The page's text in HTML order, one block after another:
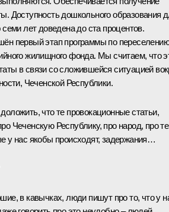
Доступность дошкольного образования
семи лет доведена до ста процентов.
первый этап программы по переселению
жилищного фонда. Мы считаем, что
в связи со сложившейся ситуацией
Чеченской Республики.
что те провокационные статьи,
Чеченскую Республику, про народ, про те
у нас якобы происходят, задержания…
в кавычках, люди пишут про то, что у